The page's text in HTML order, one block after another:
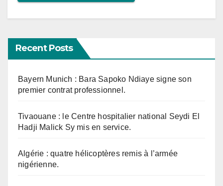
Recent Posts
Bayern Munich : Bara Sapoko Ndiaye signe son
premier contrat professionnel.
Tivaouane : le Centre hospitalier national Seydi El
Hadji Malick Sy mis en service.
Algérie : quatre hélicoptères remis à l’armée
nigérienne.